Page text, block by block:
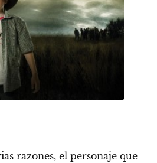
razones, el personaje que